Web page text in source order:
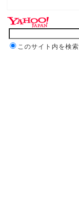
このサイト内を検索